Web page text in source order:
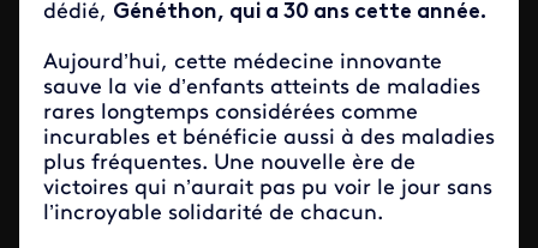
dédié, Généthon, qui a 30 ans cette année.
Aujourd’hui, cette médecine innovante
sauve la vie d’enfants atteints de maladies
rares longtemps considérées comme
incurables et bénéficie aussi à des maladies
plus fréquentes. Une nouvelle ère de
victoires qui n’aurait pas pu voir le jour sans
l’incroyable solidarité de chacun.